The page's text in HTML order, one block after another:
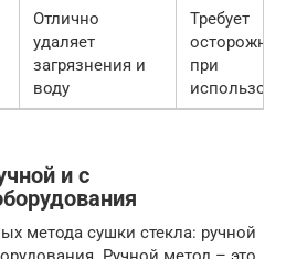
Отлично
удаляет
загрязнения и
воду
Требует
при
и с
метода сушки стекла: ручной